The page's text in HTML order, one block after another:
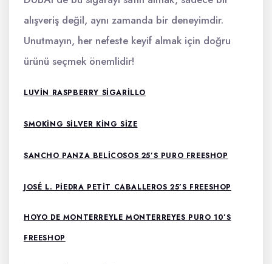
alışveriş değil, aynı zamanda bir deneyimdir.
Unutmayın, her nefeste keyif almak için doğru
ürünü seçmek önemlidir!
LUVIN RASPBERRY SIGARILLO
SMOKING SILVER KING SIZE
SANCHO PANZA BELICOSOS 25’S PURO FREESHOP
JOSÉ L. PIEDRA PETIT CABALLEROS 25’S FREESHOP
HOYO DE MONTERREYLE MONTERREYES PURO 10’S
FREESHOP